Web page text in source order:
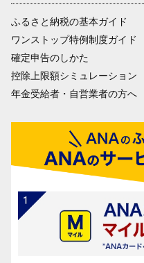
ふるさと納税の基本ガイド
ワンストップ特例制度ガイド
確定申告のしかた
控除上限額シミュレーション
年金受給者・自営業者の方へ